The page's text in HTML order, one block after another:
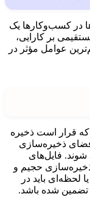
در کسب‌وکارها یک
بر کارایی،
عوامل مؤثر در
که قرار است ذخیره
فضای ذخیره‌سازی
شوند. فایل‌های
ذخیره‌سازی حجیم و
لحظه‌ای باید در
شده باشد.